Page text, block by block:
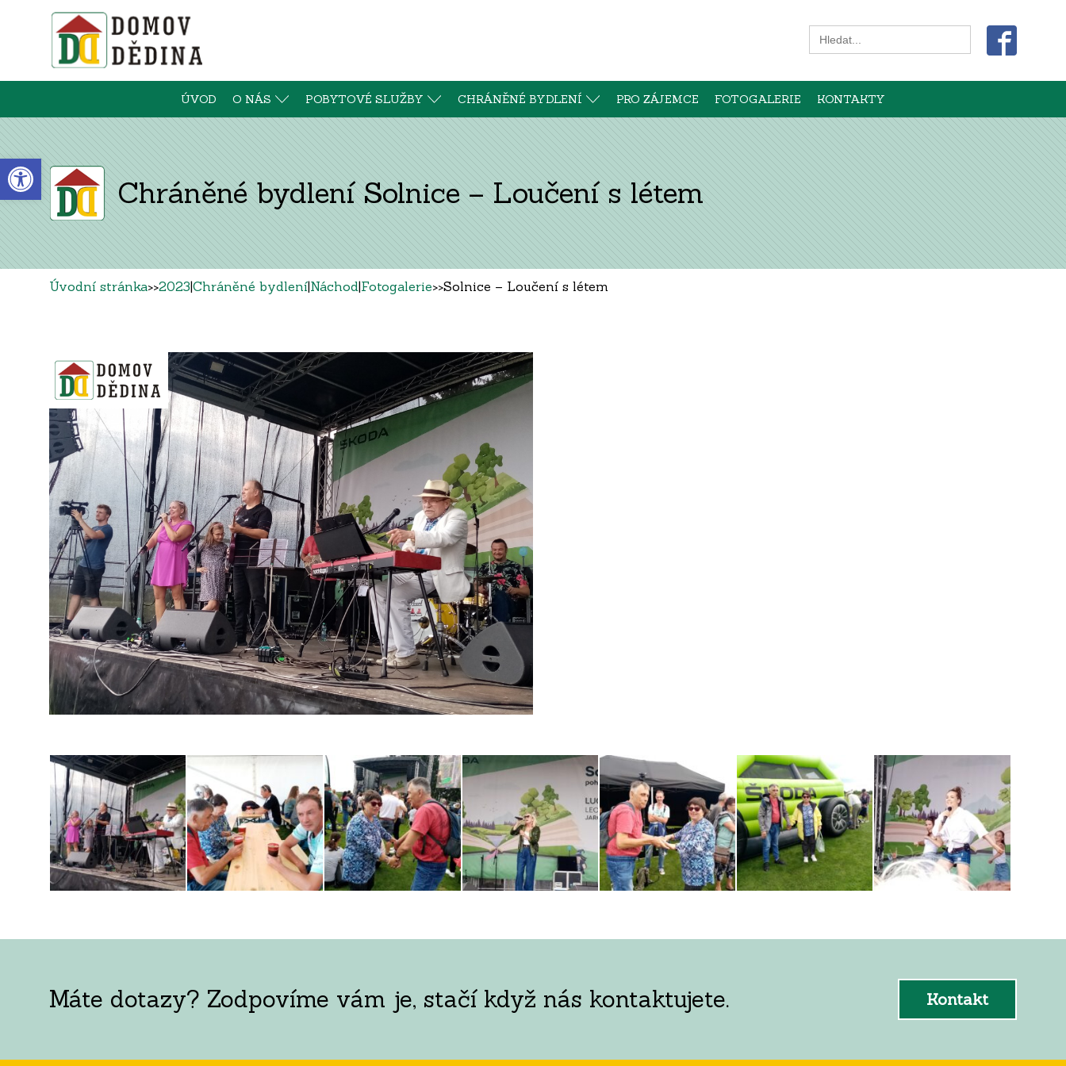
Open toolbar
Search
for:
ÚVOD O NÁS POBYTOVÉ SLUŽBY CHRÁNĚNÉ BYDLENÍ PRO ZÁJEMCE FOTOGALERIE KONTAKTY
Chráněné bydlení Solnice – Loučení s létem
Úvodní stránka>>2023|Chráněné bydlení|Náchod|Fotogalerie>>Solnice – Loučení s létem
Máte dotazy? Zodpovíme vám je, stačí když nás kontaktujete. Kontakt